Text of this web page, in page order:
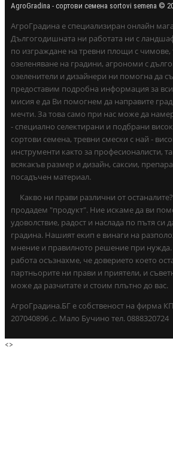
AgroGradina - сортови семена sortovi semena ©
АгроГрадина е специализиран онлайн
Дългогодишната ни работата ни с
по изграждане на тревни площи с чимове,
озеленяване на градини, агрономи с
озеленители и дизайнери ни помогна да
предоставим подробна информация за
мисия е да Ви помогнем да направите
мечти. За това само при нас може да
- специално селектирани и подбрани
сортови семена, тревни смески с най -
инструменти както за професионалисти,
всякакъв размер и дизайн, саксии,
посадъчен материал.
Какво ни прави различни от
продадем "продукт". Ние искаме да ви
удоволствие, радост и наслада по пътя си
градина. Нашият екип е винаги на
мнение и правилното решение при нужда.
работа осъзнахме, че доверието което
партньорите ни прави и приятели, и
може да разчитате и стоим плътно до вас.
АгроГрадина.БГ е собственост на фирма
207040896 ,с. Мало Бучино тел. 0888320724
<>